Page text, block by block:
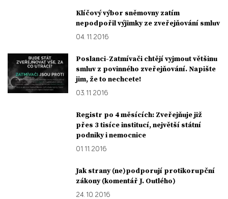
Klíčový výbor sněmovny zatím
nepodpořil výjimky ze zveřejňování smluv
04. 11. 2016
Poslanci-Zatmívači chtějí vyjmout většinu
smluv z povinného zveřejňování. Napište
jim, že to nechcete!
03. 11. 2016
Registr po 4 měsících: Zveřejňuje již
přes 3 tisíce institucí, největší státní
podniky i nemocnice
01. 11. 2016
Jak strany (ne)podporují protikorupční
zákony (komentář J. Outlého)
24. 10. 2016